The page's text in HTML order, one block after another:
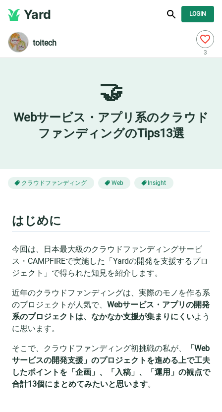
Yard LOGIN
toitech
3
🤝
Webサービス・アプリ系のクラウド
ファンディングのTips13選
クラウドファンディング Web Insight
はじめに
今回は、日本最大級のクラウドファンディングサービ
ス・CAMPFIREで実施した「Yardの開発を支援するプロ
ジェクト」で得られた知見を紹介します。
近年のクラウドファンディングは、実際のモノを作る系
のプロジェクトが人気で、 Webサービス・アプリの開発
系のプロジェクトは、なかなか支援が集まりにくいよう
に思います。
そこで、クラウドファンディング初挑戦の私が、
「Web
サービスの開発支援」のプロジェクトを進める上で工夫
したポイントを「企画」、「入稿」、「運用」の観点で
合計13個にまとめてみたいと思います。